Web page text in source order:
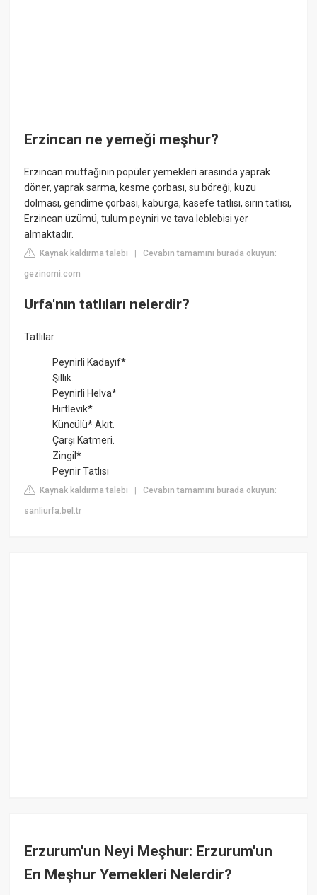
Erzincan ne yemeği meşhur?
Erzincan mutfağının popüler yemekleri arasında yaprak
döner, yaprak sarma, kesme çorbası, su böreği, kuzu
dolması, gendime çorbası, kaburga, kasefe tatlısı, sırın tatlısı,
Erzincan üzümü, tulum peyniri ve tava leblebisi yer
almaktadır.
Kaynak kaldırma talebi |Cevabın tamamını burada okuyun:
gezinomi.com
Urfa'nın tatlıları nelerdir?
Tatlılar
Peynirli Kadayıf*
Şıllık.
Peynirli Helva*
Hırtlevik*
Küncülü* Akıt.
Çarşı Katmeri.
Zingil*
Peynir Tatlısı
Kaynak kaldırma talebi |Cevabın tamamını burada okuyun:
sanliurfa.bel.tr
Erzurum'un Neyi Meşhur: Erzurum'un
En Meşhur Yemekleri Nelerdir?